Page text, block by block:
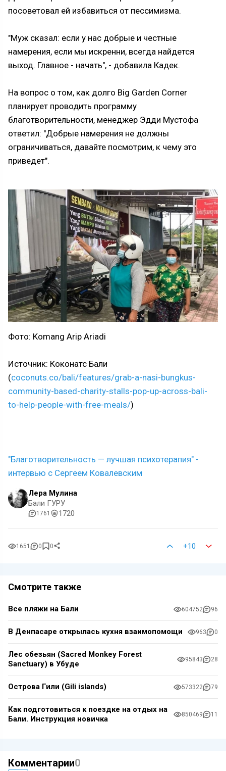
посоветовал ей избавиться от пессимизма.
"Муж сказал: если у нас добрые и честные
намерения, если мы искренни, всегда найдется
выход. Главное - начать", - добавила Кадек.
На вопрос о том, как долго Big Garden Corner
планирует проводить программу
благотворительности, менеджер Эдди Мустофа
ответил: "Добрые намерения не должны
ограничиваться, давайте посмотрим, к чему это
приведет".
Фото: Komang Arip Ariadi
Источник: Коконатс Бали
(coconuts.co/bali/features/grab-a-nasi-bungkus-
community-based-charity-stalls-pop-up-across-bali-
to-help-people-with-free-meals/)
"Благотворительность — лучшая психотерапия" -
интервью с Сергеем Ковалевским
Лера Мулина
Бали ГУРУ
1761 1720
1651 0 0 +10
Смотрите также
Все пляжи на Бали 604752 96
В Денпасаре открылась кухня взаимопомощи 963 0
Лес обезьян (Sacred Monkey Forest
Sanctuary) в Убуде
95843 28
Острова Гили (Gili islands) 573322 79
Как подготовиться к поездке на отдых на
Бали. Инструкция новичка
850469 11
Комментарии0